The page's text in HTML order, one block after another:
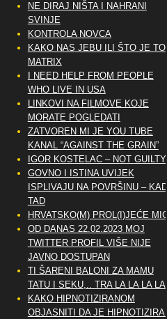
NE DIRAJ NIŠTA I NAHRANI
SVINJE
KONTROLA NOVCA
KAKO NAS JEBU ILI ŠTO JE TO
MATRIX
I NEED HELP FROM PEOPLE
WHO LIVE IN USA
LINKOVI NA FILMOVE KOJE
MORATE POGLEDATI
ZATVOREN MI JE YOU TUBE
KANAL “AGAINST THE GRAIN”
IGOR KOSTELAC – NOT GUILTY
GOVNO I ISTINA UVIJEK
ISPLIVAJU NA POVRŠINU – KAD
TAD
HRVATSKO(M) PROL(I)JEĆE MIG
OD DANAS 22.02.2023 MOJ
TWITTER PROFIL VIŠE NIJE
JAVNO DOSTUPAN
TI ŠARENI BALONI ZA MAMU
TATU I SEKU,.. TRA LA LA LA LA
KAKO HIPNOTIZIRANOM
OBJASNITI DA JE HIPNOTIZIRAN